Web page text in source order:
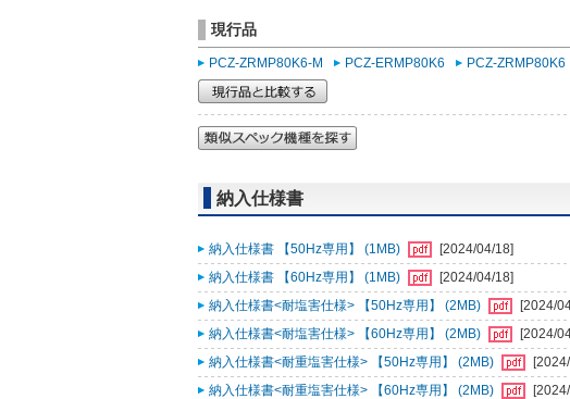
現行品
PCZ-ZRMP80K6-M PCZ-ERMP80K6 PCZ-ZRMP80K6
納入仕様書
納入仕様書 【50Hz専用】 (1MB)
[2024/04/18]
納入仕様書 【60Hz専用】 (1MB)
[2024/04/18]
納入仕様書<耐塩害仕様> 【50Hz専用】 (2MB)
[2024/
納入仕様書<耐塩害仕様> 【60Hz専用】 (2MB)
[2024/
納入仕様書<耐重塩害仕様> 【50Hz専用】 (2MB)
納入仕様書<耐重塩害仕様> 【60Hz専用】 (2MB)